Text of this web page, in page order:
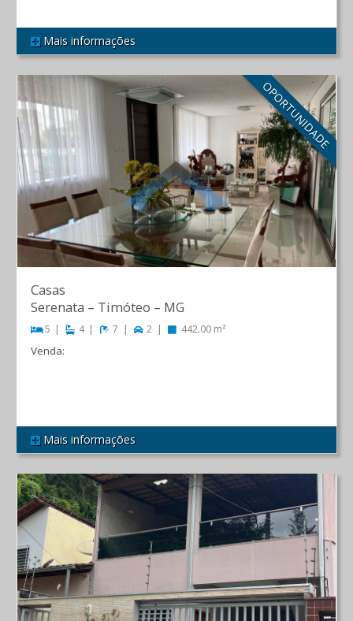
REF 545
Mais informações
OPORTUNIDADE
REF 358
Casas
Serenata – Timóteo – MG
5 4 7 2 442.00 m²
Venda:
Mais informações